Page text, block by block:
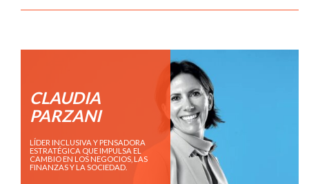
CLAUDIA
PARZANI
LÍDER INCLUSIVA Y PENSADORA
ESTRATÉGICA QUE IMPULSA EL
CAMBIO EN LOS NEGOCIOS, LAS
FINANZAS Y LA SOCIEDAD.